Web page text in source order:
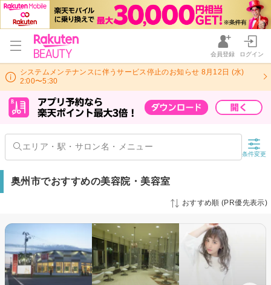
会員登録 ログイン
システムメンテナンスに伴うサービス停止のお知らせ 8月12日 (水)
2:00〜5:30
条件変更
奥州市でおすすめの美容院・美容室
おすすめ順 (PR優先表示)